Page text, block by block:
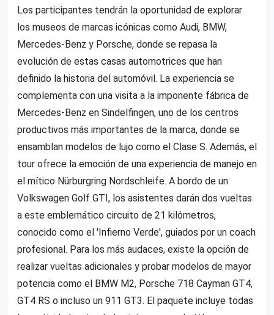
Los participantes tendrán la oportunidad de explorar
los museos de marcas icónicas como Audi, BMW,
Mercedes-Benz y Porsche, donde se repasa la
evolución de estas casas automotrices que han
definido la historia del automóvil. La experiencia se
complementa con una visita a la imponente fábrica de
Mercedes-Benz en Sindelfingen, uno de los centros
productivos más importantes de la marca, donde se
ensamblan modelos de lujo como el Clase S. Además, el
tour ofrece la emoción de una experiencia de manejo en
el mítico Nürburgring Nordschleife. A bordo de un
Volkswagen Golf GTI, los asistentes darán dos vueltas
a este emblemático circuito de 21 kilómetros,
conocido como el 'Infierno Verde', guiados por un coach
profesional. Para los más audaces, existe la opción de
realizar vueltas adicionales y probar modelos de mayor
potencia como el BMW M2, Porsche 718 Cayman GT4,
GT4 RS o incluso un 911 GT3. El paquete incluye todas